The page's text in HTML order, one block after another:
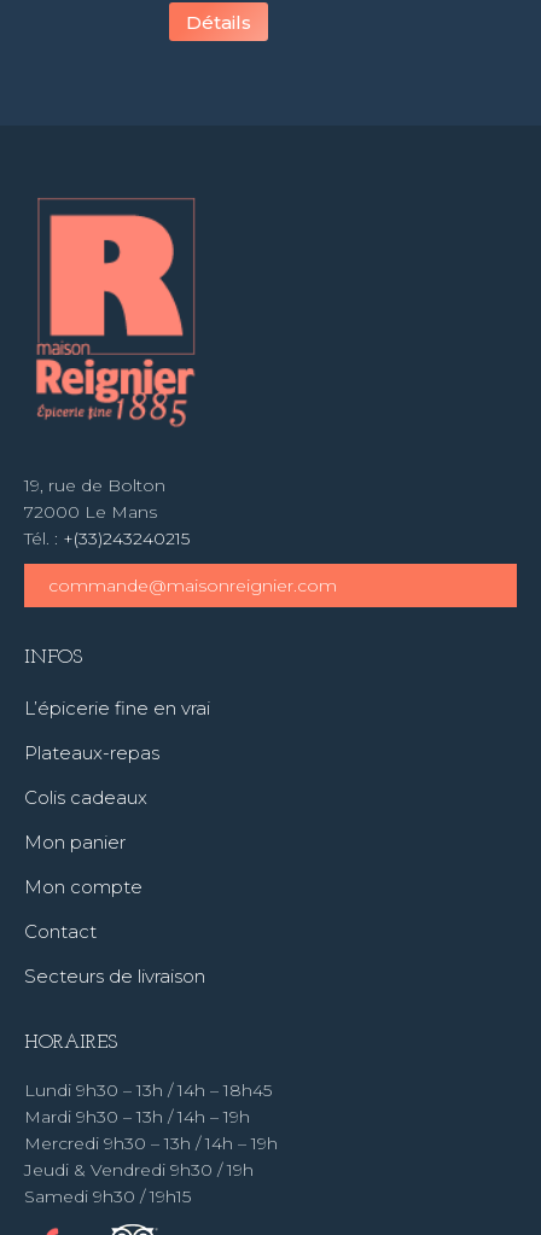
Détails
19, rue de Bolton
72000 Le Mans
Tél. : +(33)243240215
commande@maisonreignier.com
INFOS
L’épicerie fine en vrai
Plateaux-repas
Colis cadeaux
Mon panier
Mon compte
Contact
Secteurs de livraison
HORAIRES
Lundi 9h30 – 13h / 14h – 18h45
Mardi 9h30 – 13h / 14h – 19h
Mercredi 9h30 – 13h / 14h – 19h
Jeudi & Vendredi 9h30 / 19h
Samedi 9h30 / 19h15